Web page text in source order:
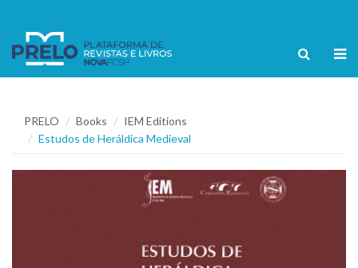
PRELO Books
IEM Editions
Estudos de Heráldica Medieval